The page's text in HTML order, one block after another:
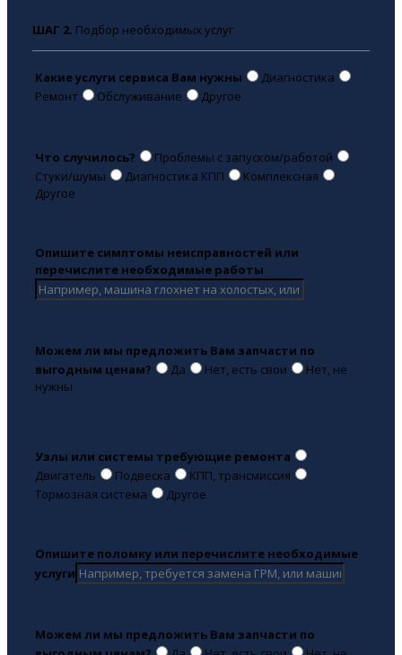
ШАГ 2. Подбор необходимых услуг
Какие услуги сервиса Вам нужны
Диагностика
Ремонт
Обслуживание Другое
Что случилось?
Проблемы с запуском/работой
Стуки/шумы
Диагностика КПП
Комплексная
Другое
Опишите симптомы неисправностей или
перечислите необходимые работы
Можем ли мы предложить Вам запчасти по
выгодным ценам?
Да Нет, есть свои
Нет, не
нужны
Узлы или системы требующие ремонта
Двигатель
Подвеска
КПП, трансмиссия
Тормозная система
Другое
Опишите поломку или перечислите необходимые
услуги
Можем ли мы предложить Вам запчасти по